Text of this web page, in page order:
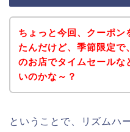
ちょっと今回、クーポン
たんだけど、季節限定で
のお店でタイムセールな
いのかな～？
ということで、リズムハ